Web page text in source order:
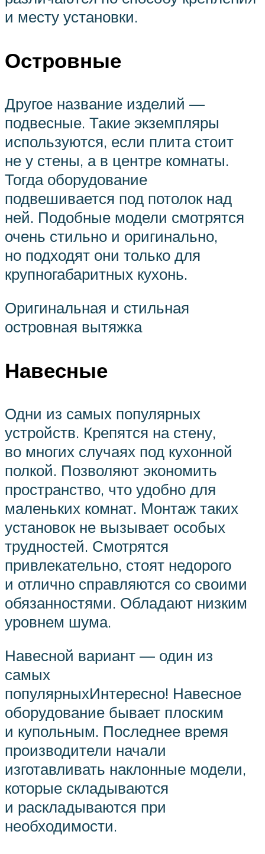
и месту установки.
Островные
Другое название изделий —
подвесные. Такие экземпляры
используются, если плита стоит
не у стены, а в центре комнаты.
Тогда оборудование
подвешивается под потолок над
ней. Подобные модели смотрятся
очень стильно и оригинально,
но подходят они только для
крупногабаритных кухонь.
Оригинальная и стильная
островная вытяжка
Навесные
Одни из самых популярных
устройств. Крепятся на стену,
во многих случаях под кухонной
полкой. Позволяют экономить
пространство, что удобно для
маленьких комнат. Монтаж таких
установок не вызывает особых
трудностей. Смотрятся
привлекательно, стоят недорого
и отлично справляются со своими
обязанностями. Обладают низким
уровнем шума.
Навесной вариант — один из
самых
популярныхИнтересно! Навесное
оборудование бывает плоским
и купольным. Последнее время
производители начали
изготавливать наклонные модели,
которые складываются
и раскладываются при
необходимости.